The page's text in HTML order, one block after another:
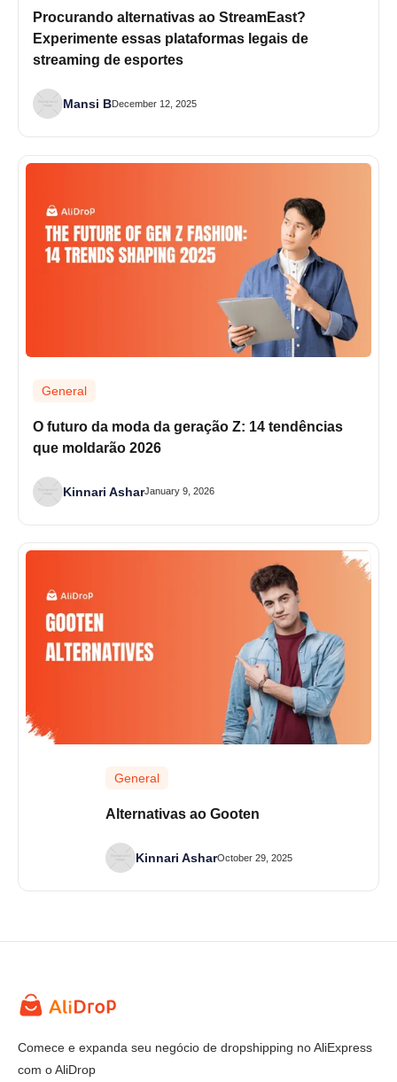
Procurando alternativas ao StreamEast?
Experimente essas plataformas legais de
streaming de esportes
Mansi BDecember 12, 2025
General
O futuro da moda da geração Z: 14 tendências
que moldarão 2026
Kinnari AsharJanuary 9, 2026
General
Alternativas ao Gooten
Kinnari AsharOctober 29, 2025
Comece e expanda seu negócio de dropshipping no AliExpress
com o AliDrop